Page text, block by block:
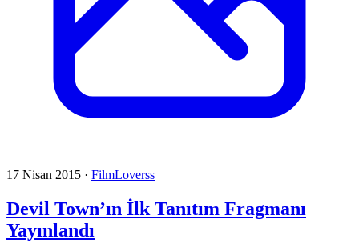
17 Nisan 2015 · FilmLoverss
Devil Town’ın İlk Tanıtım Fragmanı
Yayınlandı